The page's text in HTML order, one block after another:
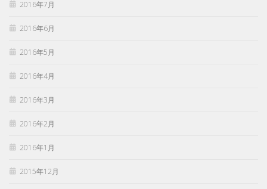
2016年7月
2016年6月
2016年5月
2016年4月
2016年3月
2016年2月
2016年1月
2015年12月